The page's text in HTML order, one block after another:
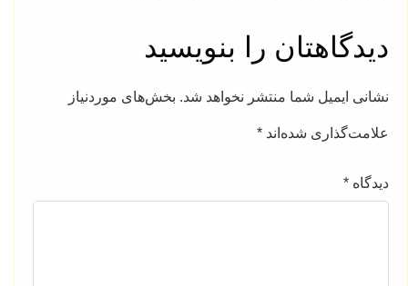
دیدگاهتان را بنویسید
نشانی ایمیل شما منتشر نخواهد شد. بخش‌های موردنیاز
علامت‌گذاری شده‌اند *
دیدگاه *